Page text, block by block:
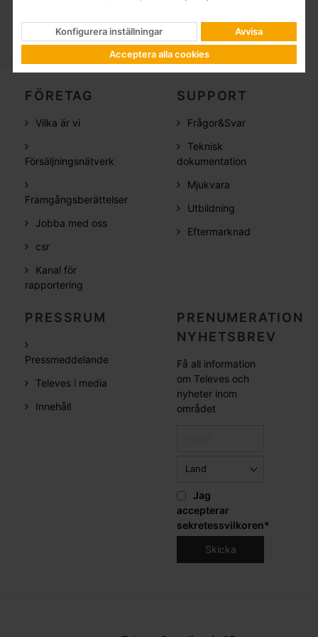
FÖRETAG
Vilka är vi
Försäljningsnätverk
Framgångsberättelser
Jobba med oss
csr
Kanal för
rapportering
SUPPORT
Frågor&Svar
Teknisk
dokumentation
Mjukvara
Utbildning
Eftermarknad
PRESSRUM
Pressmeddelande
Televes i media
Innehåll
PRENUMERATION
NYHETSBREV
Få all information
om Televes och
nyheter inom
området
Jag
accepterar
sekretessvilkoren*
Konfigurera inställningar
Avvisa
Acceptera alla cookies